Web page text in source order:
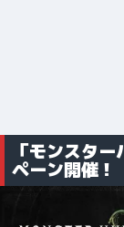
「モンスタ
ペーン開催！